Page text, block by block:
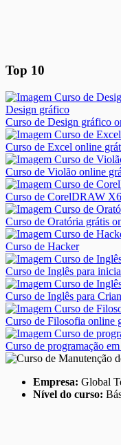
Top 10
Curso de Design gráfico
Curso de Excel online
Curso de Violão online
Curso de CorelDRAW
Curso de Oratória grátis
Curso de Hacker
Curso de Inglês para
Curso de Inglês para
Curso de Filosofia online
Curso de programação
Empresa: Global
Nível do curso: